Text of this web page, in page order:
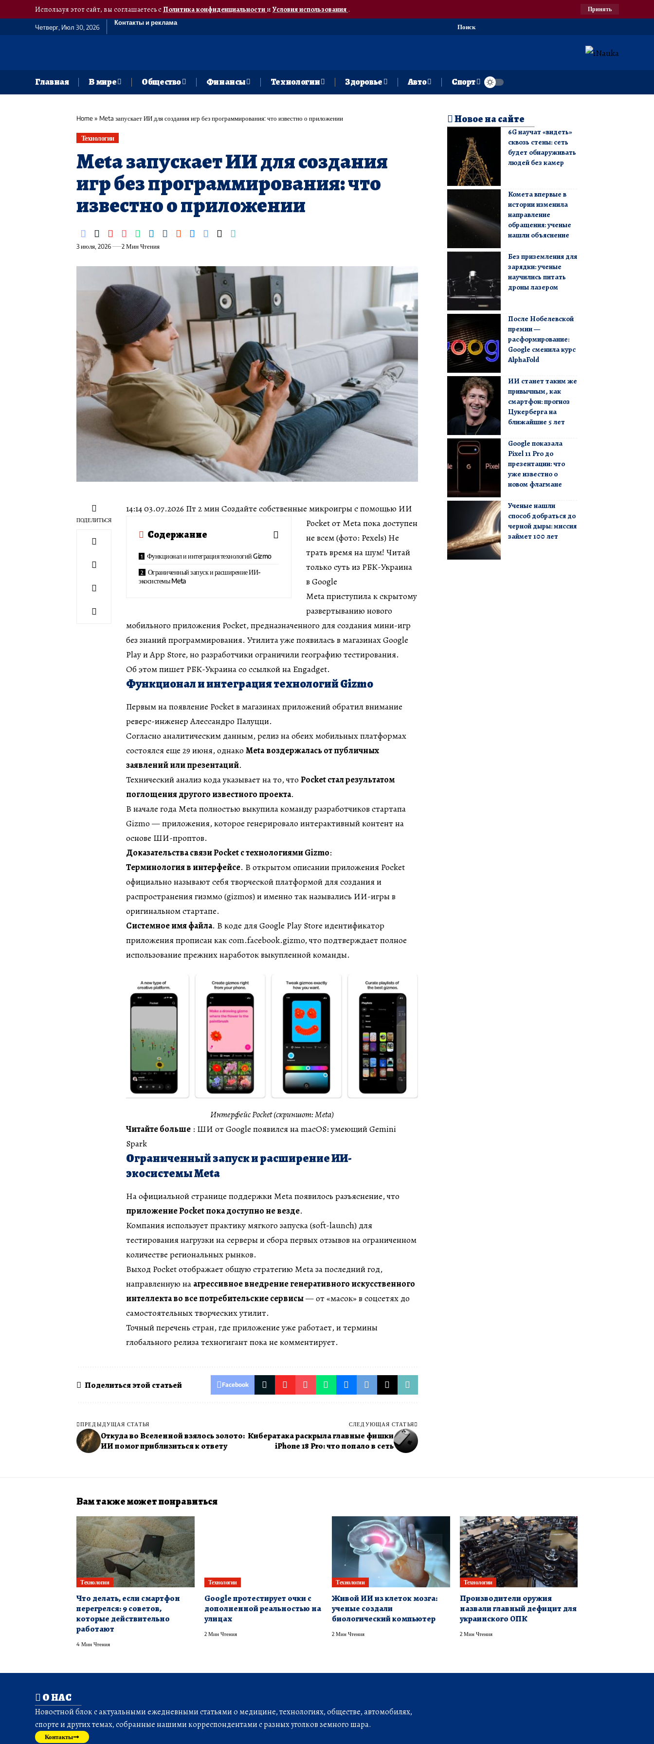
Используя этот сайт, вы соглашаетесь сПолитика конфиденциальностии Условия использования. Принять
Четверг, Июл 30, 2026
Контакты и реклама
Поиск
Главная В мире Общество Финансы Технологии Здоровье Авто Спорт
Home» Meta запускает ИИ для создания игр без программирования: что известно о приложении
Технологии
Meta запускает ИИ для создания
игр без программирования: что
известно о приложении
3 июля, 2026 2 Мин Чтения
ПОДЕЛИТЬСЯ
14:14 03.07.2026 Пт 2 мин Создайте собственные микроигры с помощью ИИ
Содержание
Функционал и интеграция технологий Gizmo
Ограниченный запуск и расширение ИИ-
экосистемы Meta
Pocket от Meta пока доступен
не всем (фото: Pexels) Не
трать время на шум! Читай
только суть из РБК-Украина
в Google
Meta приступила к скрытому
развертыванию нового
мобильного приложения Pocket, предназначенного для создания мини-игр
без знаний программирования. Утилита уже появилась в магазинах Google
Play и App Store, но разработчики ограничили географию тестирования.
Об этом пишет РБК-Украина со ссылкой на Engadget.
Функционал и интеграция технологий Gizmo
Первым на появление Pocket в магазинах приложений обратил внимание
реверс-инженер Алессандро Палуцци.
Согласно аналитическим данным, релиз на обеих мобильных платформах
состоялся еще 29 июня, однако Meta воздержалась от публичных
заявлений или презентаций.
Технический анализ кода указывает на то, что Pocket стал результатом
поглощения другого известного проекта.
В начале года Meta полностью выкупила команду разработчиков стартапа
Gizmo — приложения, которое генерировало интерактивный контент на
основе ШИ-проптов.
Доказательства связи Pocket с технологиями Gizmo:
Терминология в интерфейсе. В открытом описании приложения Pocket
официально называют себя творческой платформой для создания и
распространения гизммо (gizmos) и именно так назывались ИИ-игры в
оригинальном стартапе.
Системное имя файла. В коде для Google Play Store идентификатор
приложения прописан как com.facebook.gizmo, что подтверждает полное
использование прежних наработок выкупленной команды.
Интерфейс Pocket (скриншот: Meta)
Читайте больше : ШИ от Google появился на macOS: умеющий Gemini
Spark
Ограниченный запуск и расширение ИИ-
экосистемы Meta
На официальной странице поддержки Meta появилось разъяснение, что
приложение Pocket пока доступно не везде.
Компания использует практику мягкого запуска (soft-launch) для
тестирования нагрузки на серверы и сбора первых отзывов на ограниченном
количестве региональных рынков.
Выход Pocket отображает общую стратегию Meta за последний год,
направленную на агрессивное внедрение генеративного искусственного
интеллекта во все потребительские сервисы— от «масок» в соцсетях до
самостоятельных творческих утилит.
Точный перечень стран, где приложение уже работает, и термины
глобального релиза техногигант пока не комментирует.
Поделиться этой статьей Facebook
ПРЕДЫДУЩАЯ СТАТЬЯ
Откуда во Вселенной взялось золото:
ИИ помог приблизиться к ответу
СЛЕДУЮЩАЯ СТАТЬЯ
Кибератака раскрыла главные фишки
iPhone 18 Pro: что попало в сеть
Новое на сайте
6G научат «видеть»
сквозь стены: сеть
будет обнаруживать
людей без камер
Комета впервые в
истории изменила
направление
обращения: ученые
нашли объяснение
Без приземления для
зарядки: ученые
научились питать
дроны лазером
После Нобелевской
премии —
расформирование:
Google сменила курс
AlphaFold
ИИ станет таким же
привычным, как
смартфон: прогноз
Цукерберга на
ближайшие 5 лет
Google показала
Pixel 11 Pro до
презентации: что
уже известно о
новом флагмане
Ученые нашли
способ добраться до
черной дыры: миссия
займет 100 лет
Вам также может понравиться
Технологии
Что делать, если смартфон
перегрелся: 9 советов,
которые действительно
работают
4 Мин Чтения
Технологии
Google протестирует очки с
дополненной реальностью на
улицах
2 Мин Чтения
Технологии
Живой ИИ из клеток мозга:
ученые создали
биологический компьютер
2 Мин Чтения
Технологии
Производители оружия
назвали главный дефицит для
украинского ОПК
2 Мин Чтения
О НАС
Новостной блок с актуальными ежедневными статьями о медицине, технологиях, обществе, автомобилях,
спорте и других темах, собранные нашими корреспондентами с разных уголков земного шара.
Контакты